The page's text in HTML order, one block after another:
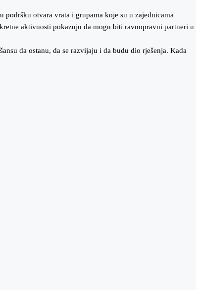
otvara vrata i grupama koje su u zajednicama
aktivnosti pokazuju da mogu biti ravnopravni partneri u
da ostanu, da se razvijaju i da budu dio rješenja. Kada